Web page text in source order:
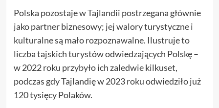
Polska pozostaje w Tajlandii postrzegana głównie
jako partner biznesowy; jej walory turystyczne i
kulturalne są mało rozpoznawalne. Ilustruje to
liczba tajskich turystów odwiedzających Polskę –
w 2022 roku przybyło ich zaledwie kilkuset,
podczas gdy Tajlandię w 2023 roku odwiedziło już
120 tysięcy Polaków.